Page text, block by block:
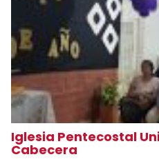
Iglesia Pentecostal
Cabecera